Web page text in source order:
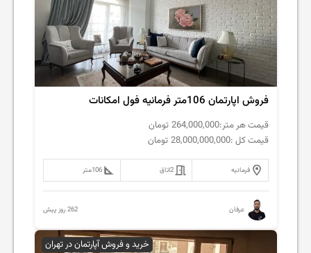
فروش اپارتمان 106متر فرمانیه فول امکانات
قیمت هر متر:264,000,000 تومان
قیمت کل :28,000,000,000 تومان
فرمانیه 2اتاق 106متر
عرفان 262 روز پیش
خرید و فروش آپارتمان در تهران